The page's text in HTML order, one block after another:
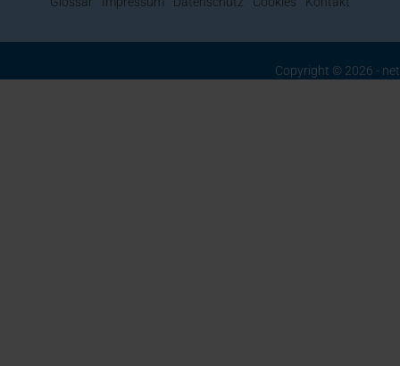
Copyright © 2026 -